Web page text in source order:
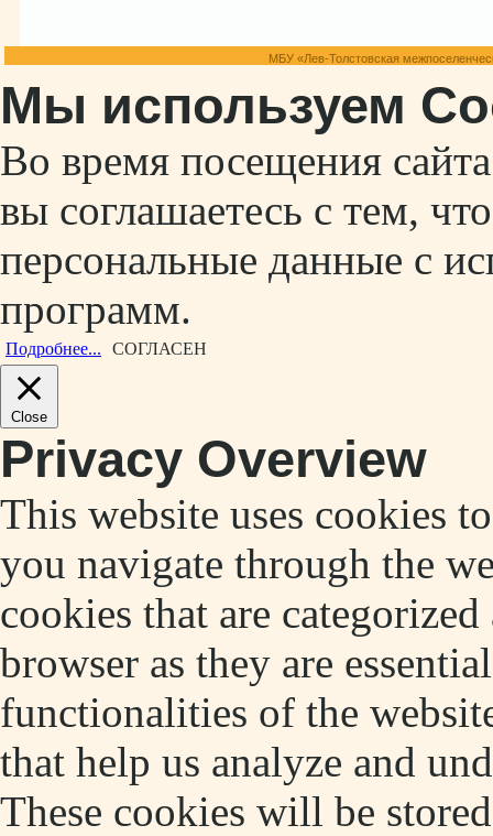
МБУ «Лев-Толстовская
Мы используем
Во время посещения
вы соглашаетесь с тем,
персональные данные с
программ.
Подробнее... СОГЛАСЕН
Close
Privacy Overview
This website uses cookies
you navigate through the
cookies that are
browser as they are
functionalities of the
that help us analyze and
These cookies will be